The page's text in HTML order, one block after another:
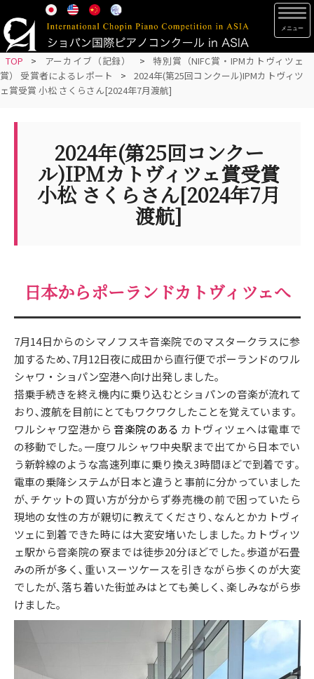
k
p
t
o
TOP > アーカイブ（記録） >
特別賞（NIFC賞・IPMカトヴィツェ
賞） 受賞者によるレポート
>
2024年(第25回コンクール)IPMカトヴィツ
ェ賞受賞 小松 さくらさん[2024年7月渡航]
2024年(第25回コンクー
ル)IPMカトヴィツェ賞受賞
小松 さくらさん[2024年7月
渡航]
日本からポーランドカトヴィツェへ
7月14日からのシマノフスキ音楽院でのマスタークラスに参
加するため､7月12日夜に成田から直行便でポーランドのワル
シャワ・ショパン空港へ向け出発しました｡
搭乗手続きを終え機内に乗り込むとショパンの音楽が流れて
おり､渡航を目前にとてもワクワクしたことを覚えています｡
ワルシャワ空港から 音楽院のある カトヴィツェへは電車で
の移動でした｡一度ワルシャワ中央駅まで出てから日本でい
う新幹線のような高速列車に乗り換え3時間ほどで到着です｡
電車の乗降システムが日本と違うと事前に分かっていました
が､チケットの買い方が分からず券売機の前で困っていたら
現地の女性の方が親切に教えてくださり､なんとかカトヴィ
ツェに到着できた時には大変安堵いたしました｡カトヴィツ
ェ駅から音楽院の寮までは徒歩20分ほどでした｡歩道が石畳
みの所が多く､重いスーツケースを引きながら歩くのが大変
でしたが､落ち着いた街並みはとても美しく､楽しみながら歩
けました｡